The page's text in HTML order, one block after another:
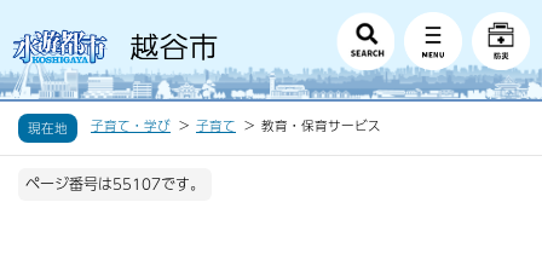
現在地 子育て・学び 子育て 教育・保育サービス
ページ番号は55107です。